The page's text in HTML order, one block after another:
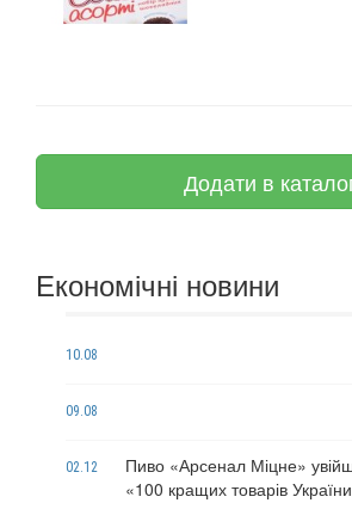
Додати в
Економічні новини
10.08
09.08
02.12
Пиво «Арсенал Міцне»
«100 кращих товарів